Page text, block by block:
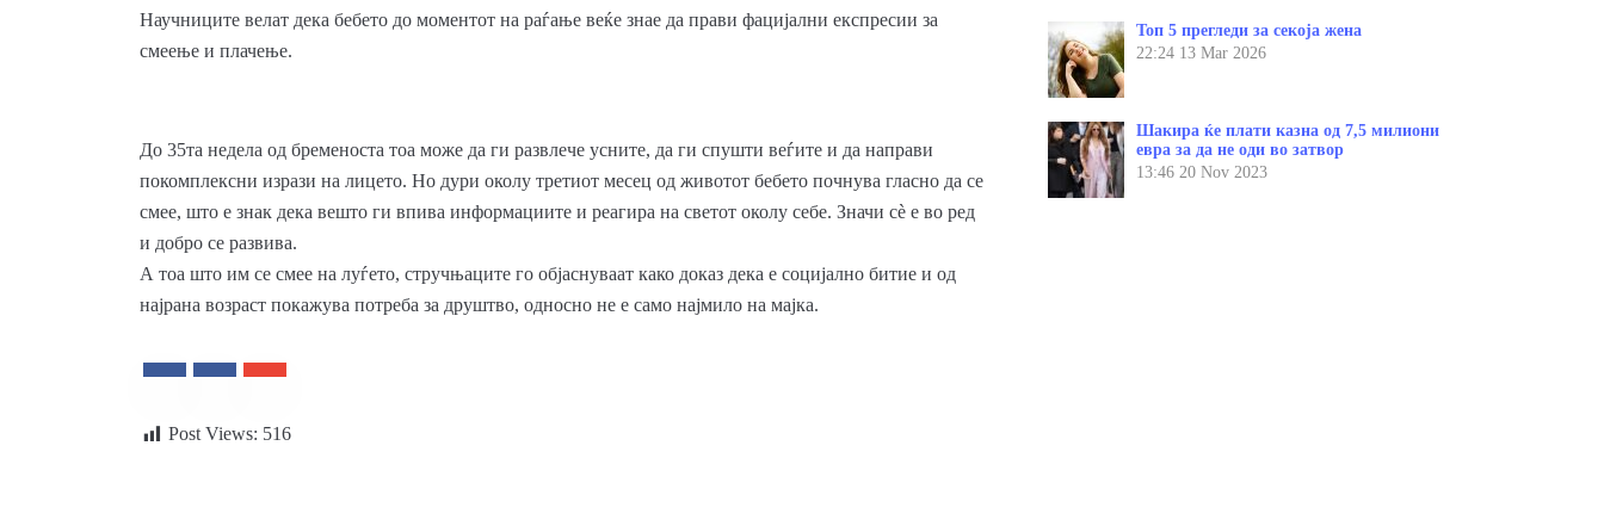
Научниците велат дека бебето до моментот на раѓање веќе знае да прави фацијални експресии за
смеење и плачење.
До 35та недела од бременоста тоа може да ги развлече усните, да ги спушти веѓите и да направи
покомплексни изрази на лицето. Но дури околу третиот месец од животот бебето почнува гласно да се
смее, што е знак дека вешто ги впива информациите и реагира на светот околу себе. Значи сè е во ред
и добро се развива.
А тоа што им се смее на луѓето, стручњаците го објаснуваат како доказ дека е социјално битие и од
најрана возраст покажува потреба за друштво, односно не е само најмило на мајка.
Post Views: 516
Топ 5 прегледи за секоја жена
22:24 13 Mar 2026
Шакира ќе плати казна од 7,5 милиони
евра за да не оди во затвор
13:46 20 Nov 2023